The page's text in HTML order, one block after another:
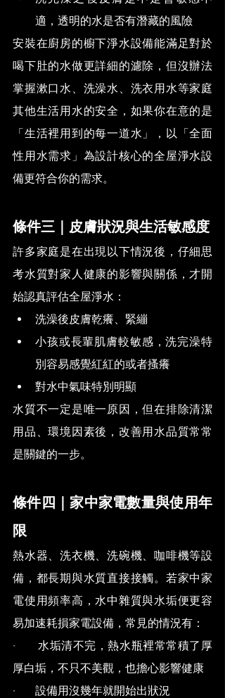
適，透明的水是否有潛藏的風險
安裝在廚房的櫥下淨水設備能滿足對於
喝下肚的水做更詳細的濾除，但沒辦法
掌握漱口水、洗澡水、洗衣用水等家庭
其他生活用水的安全，如果你在意的是
「生活裡用到的每一道水」，以「全面
性用水需求」為設計核心的全屋淨水設
備更符合你的需求。
條件三｜皮膚狀況與生活敏感度
許多家庭是在出現以下情況後，仔細思
考水質對家人健康的影響與關係，才開
始認真評估全屋淨水：
洗澡後皮膚乾癢、緊繃
小孩或長輩肌膚較敏感，洗完澡特
別容易感覺紅紅的或者搔癢
對水中氣味特別明顯
水質不一定是唯一原因，但在排除清潔
用品、環境因素後，改善用水品質常常
是關鍵的一步。
條件四｜家中家電數量與使用年
限
熱水器、洗衣機、洗碗機、咖啡機等設
備，都長期與水質直接接觸。若家中家
電使用頻率高，水中雜質與水垢便更容
易加速耗損家電設備，常見的情況有：
·       水垢清不完，熱水瓶裡常常積了厚
厚白垢，不只不美觀，也擔心影響健康
·       設備用沒幾年就開始出狀況